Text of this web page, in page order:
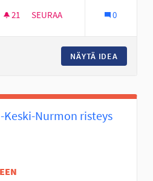
21 21 SEURAAJAA
SEURAA 0
NÄYTÄ IDEA
Nurmon risteys